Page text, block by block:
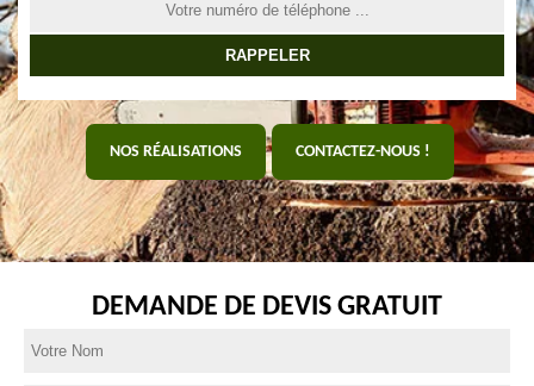
NOS RÉALISATIONS CONTACTEZ-NOUS !
DEMANDE DE DEVIS GRATUIT